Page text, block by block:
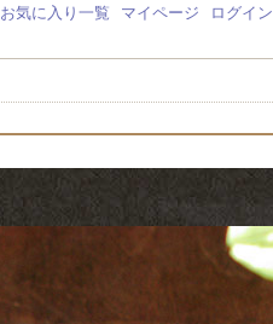
お気に入り一覧 マイページ ログイン